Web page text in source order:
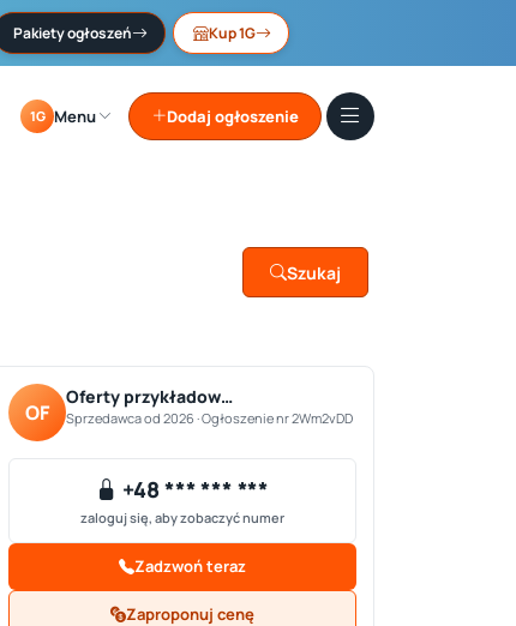
Pakiety ogłoszeń Kup 1G
1G Menu Dodaj ogłoszenie
Szukaj
OF
Oferty przykładow…
Sprzedawca od 2026 · Ogłoszenie nr 2Wm2vDD
+48 *** *** ***
zaloguj się, aby zobaczyć numer
Zadzwoń teraz
Zaproponuj cenę